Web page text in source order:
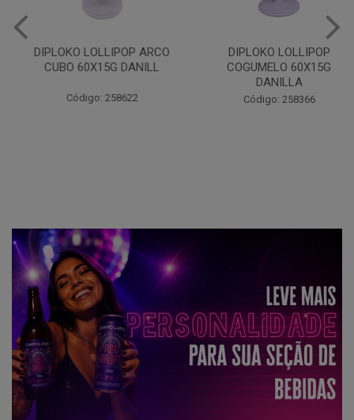
DIPLOKO LOLLIPOP ARCO
CUBO 60X15G DANILL
Código: 258622
DIPLOKO LOLLIPOP
COGUMELO 60X15G
DANILLA
Código: 258366